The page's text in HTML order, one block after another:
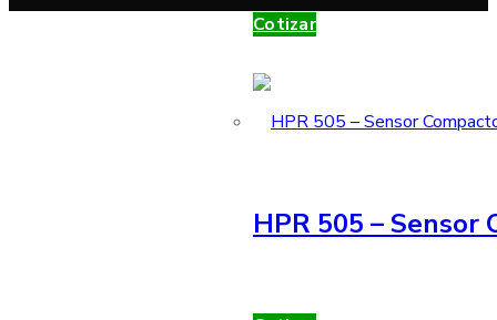
Cotizar
HPR 505 – Sensor